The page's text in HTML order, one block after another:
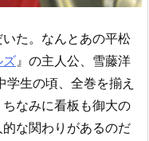
た。なんとあの平松
ズ』の主人公、雪藤洋
生の頃、全巻を揃え
なみに看板も御大の
な関わりがあるのだ